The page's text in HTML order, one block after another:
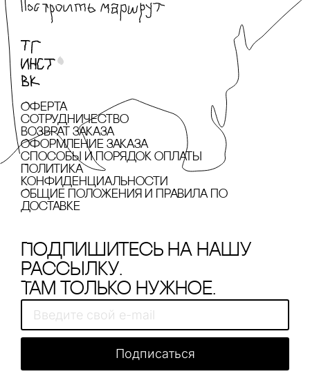
Оферта
сотрудничество
Возврат заказа
Оформление заказа
cпособы и порядок оплаты
Политика
конфиденциальности
Общие положения и правила по
доставке
Подпишитесь на нашу
рассылку.
Там только нужное.
Подписаться